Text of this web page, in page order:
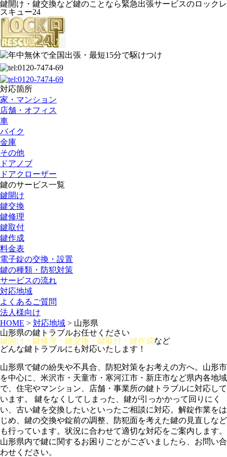
鍵開け・鍵交換など鍵のことなら緊急出張サービスのロックレ
スキュー24
対応箇所
家・マンション
店舗・オフィス
車
バイク
金庫
その他
ドアノブ
ドアクローザー
鍵のサービス一覧
鍵開け
鍵交換
鍵修理
鍵取付
鍵作成
料金表
電子錠の交換・設置
鍵の種類・防犯対策
サービスの流れ
対応地域
よくあるご質問
法人様向け
HOME > 対応地域 > 山形県
山形県の鍵トラブルお任せください
鍵開け・鍵修理・鍵交換・鍵取付・鍵作成など
どんな鍵トラブルにも対応いたします！
山形県で鍵の紛失や不具合、防犯対策をお考えの方へ。山形市
を中心に、米沢市・天童市・寒河江市・新庄市など県内各地域
で、住宅やマンション、店舗・事業所の鍵トラブルに対応して
います。 鍵をなくしてしまった、鍵が引っかかって回りにく
い、古い鍵を交換したいといったご相談に対応。解錠作業をは
じめ、鍵の交換や錠前の調整、防犯面を考えた鍵の見直しなど
も行っています。状況に合わせて適切な対応をご案内します。
山形県内で鍵に関するお困りごとがございましたら、お問い合
わせください。